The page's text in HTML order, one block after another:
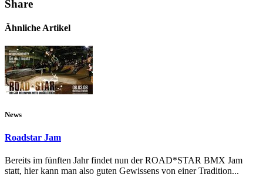
Share
Ähnliche Artikel
News
Roadstar Jam
Bereits im fünften Jahr findet nun der ROAD*STAR BMX Jam
statt, hier kann man also guten Gewissens von einer Tradition...